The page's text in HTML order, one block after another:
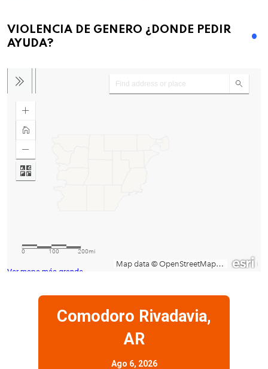
VIOLENCIA DE GENERO ¿DONDE PEDIR
AYUDA?
Ver mapa más grande
Comodoro Rivadavia,
AR
Ago 6, 2026